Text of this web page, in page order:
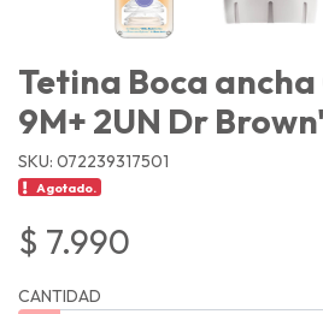
Tetina Boca
9M+ 2UN Dr
SKU: 072239317501
Agotado.
$ 7.990
CANTIDAD